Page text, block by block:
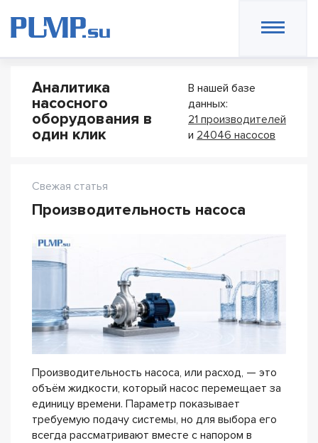
Аналитика
насосного
оборудования в
один клик
В нашей базе
данных:
21 производителей
и 24046 насосов
Свежая статья
Производительность насоса
Производительность насоса, или расход, — это
объём жидкости, который насос перемещает за
единицу времени. Параметр показывает
требуемую подачу системы, но для выбора его
всегда рассматривают вместе с напором в